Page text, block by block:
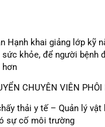
Hạnh khai giảng lớp kỹ
khỏe, để người bệnh
hơn
CHUYÊN VIÊN PHÔI
thải y tế – Quản lý
sự cố môi trường